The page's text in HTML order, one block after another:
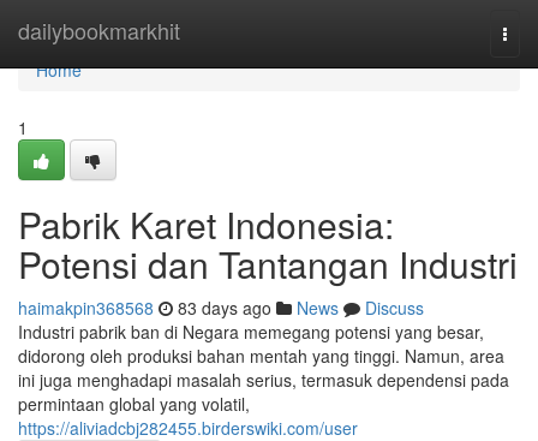
dailybookmarkhit
Home
Home
1
Pabrik Karet Indonesia:
Potensi dan Tantangan Industri
haimakpin368568 83 days ago News
Discuss
Industri pabrik ban di Negara memegang potensi yang besar,
didorong oleh produksi bahan mentah yang tinggi. Namun, area
ini juga menghadapi masalah serius, termasuk dependensi pada
permintaan global yang volatil,
https://aliviadcbj282455.birderswiki.com/user